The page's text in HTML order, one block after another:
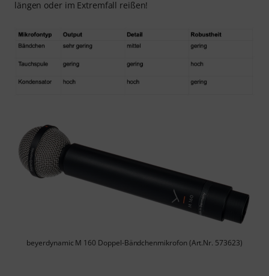
längen oder im Extremfall reißen!
beyerdynamic M 160 Doppel-Bändchenmikrofon (Art.Nr. 573623)